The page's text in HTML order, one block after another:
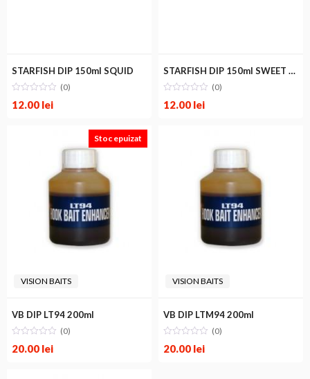
STARFISH DIP 150ml SQUID
(0)
12.00 lei
STARFISH DIP 150ml SWEET ORANGE
(0)
12.00 lei
Stoc epuizat
VISION BAITS
VB DIP LT94 200ml
(0)
20.00 lei
VISION BAITS
VB DIP LTM94 200ml
(0)
20.00 lei